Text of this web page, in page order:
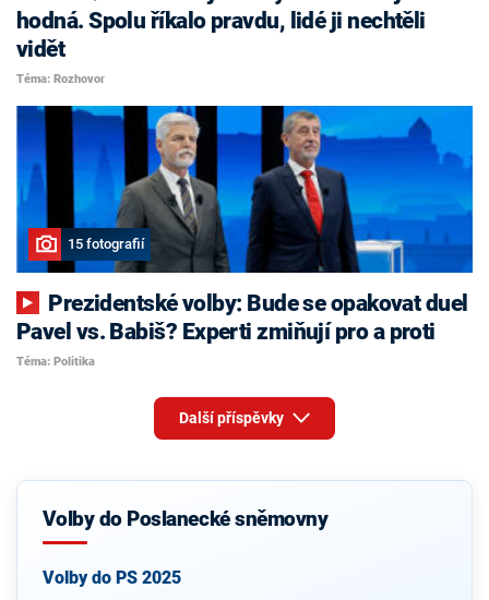
hodná. Spolu říkalo pravdu, lidé ji nechtěli
vidět
Téma: Rozhovor
15 fotografií
Pavel vs. Babiš? Experti zmiňují pro a proti
Téma: Politika
Další příspěvky
Volby do Poslanecké sněmovny
Volby do PS 2025